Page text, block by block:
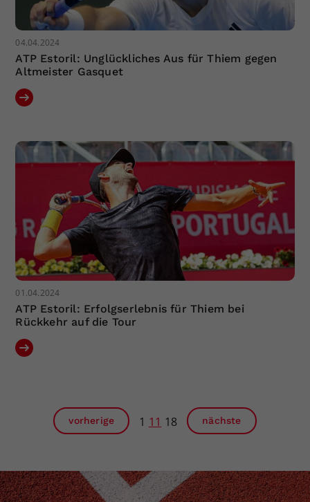
04.04.2024
ATP Estoril: Unglückliches Aus für Thiem gegen
Altmeister Gasquet
01.04.2024
ATP Estoril: Erfolgserlebnis für Thiem bei
Rückkehr auf die Tour
vorherige 1 11 18 nächste